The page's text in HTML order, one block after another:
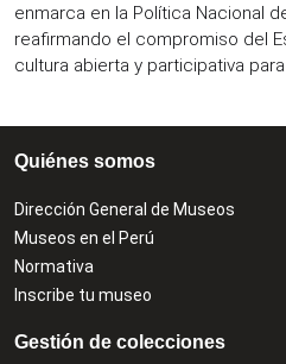
enmarca en la Política Nacional
reafirmando el compromiso del
cultura abierta y participativa
Quiénes somos
Dirección General de Museos
Museos en el Perú
Normativa
Inscribe tu museo
Gestión de colecciones